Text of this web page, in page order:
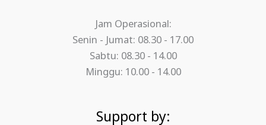
Jam Operasional:
Senin - Jumat: 08.30 - 17.00
Sabtu: 08.30 - 14.00
Minggu: 10.00 - 14.00
Support by: